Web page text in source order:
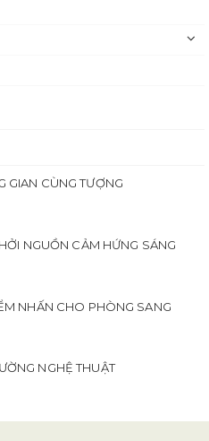
GIAN CÙNG TƯỢNG
NGUỒN CẢM HỨNG SÁNG
NHẤN CHO PHÒNG SANG
NGHỆ THUẬT